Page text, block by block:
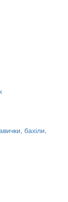
бахіли,